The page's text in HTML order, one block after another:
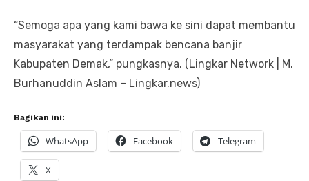
“Semoga apa yang kami bawa ke sini dapat membantu
masyarakat yang terdampak bencana banjir
Kabupaten Demak,” pungkasnya. (Lingkar Network | M.
Burhanuddin Aslam – Lingkar.news)
Bagikan ini:
WhatsApp Facebook Telegram
X